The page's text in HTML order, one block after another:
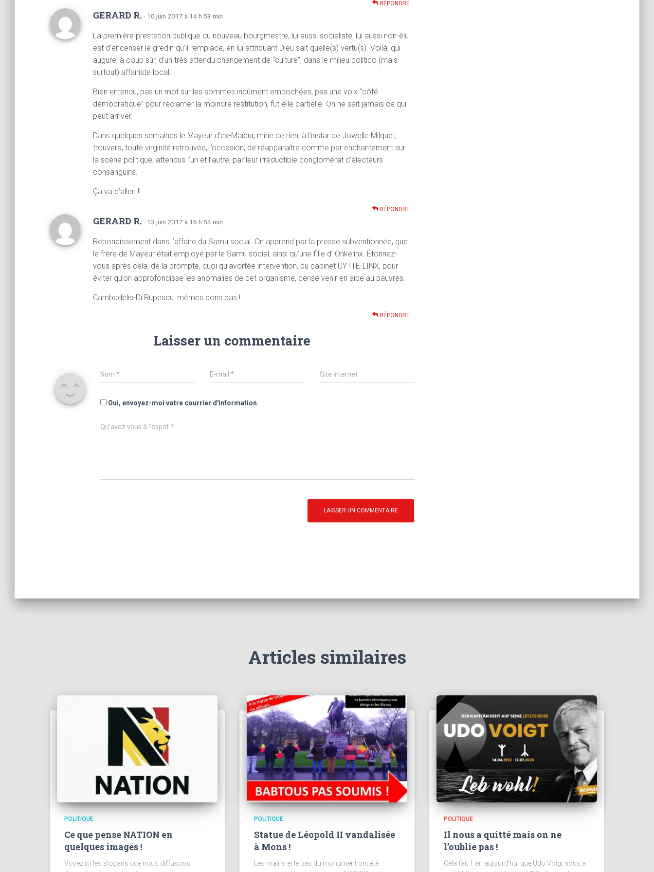
RÉPONDRE
GERARD R. · 10 juin 2017 à 14 h 53 min
La première prestation publique du nouveau bourgmestre, lui aussi socialiste, lui aussi non-élu
est d’encenser le gredin qu’il remplace, en lui attribuant Dieu sait quelle(s) vertu(s). Voilà, qui
augure, à coup sûr, d’un très attendu changement de “culture”, dans le milieu politico (mais
surtout) affairiste local.
Bien entendu, pas un mot sur les sommes indûment empochées, pas une voix “côté
démocratique” pour réclamer la moindre restitution, fut-elle partielle. On ne sait jamais ce qui
peut arriver.
Dans quelques semaines le Mayeur d’ex-Maïeur, mine de rien, à l’instar de Jowelle Milquet,
trouvera, toute virginité retrouvée, l’occasion, de réapparaître comme par enchantement sur
la scène politique, attendus l’un et l’autre, par leur irréductible conglomérat d’électeurs
consanguins.
Ça va d’aller !!!
RÉPONDRE
GERARD R. · 13 juin 2017 à 16 h 54 min
Rebondissement dans l’affaire du Samu social. On apprend par la presse subventionnée, que
le frère de Mayeur était employé par le Samu social, ainsi qu’une fille d’ Onkelinx. Étonnez-
vous après cela, de la prompte, quoi qu’avortée intervention, du cabinet UYTTE-LINX, pour
éviter qu’on approfondisse les anomalies de cet organisme, censé venir en aide au pauvres.
Cambadélis-Di Rupescu: mêmes cons bas !
RÉPONDRE
Laisser un commentaire
Nom * E-mail* Site internet
Oui, envoyez-moi votre courrier d'information.
Qu’avez vous à l’esprit ?
Articles similaires
POLITIQUE
Ce que pense NATION en
quelques images !
Voyez ici les slogans que nous diffusons
POLITIQUE
Statue de Léopold II vandalisée
à Mons !
Les mains et le bas du monument ont été
POLITIQUE
Il nous a quitté mais on ne
l’oublie pas !
Cela fait 1 an aujourd’hui que Udo Voigt nous a